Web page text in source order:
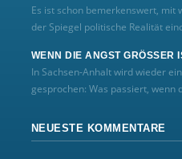
Es ist schon bemerkenswert, mit
der Spiegel politische Realität
WENN DIE ANGST GRÖSSER
In Sachsen-Anhalt wird wieder
gesprochen: Was passiert, wenn
NEUESTE KOMMENTARE